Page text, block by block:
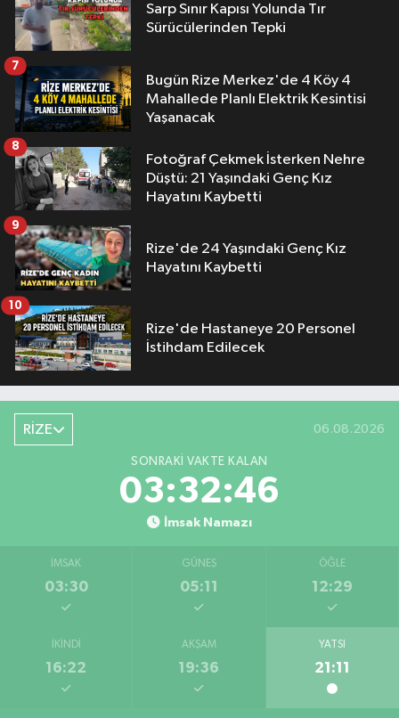
Sarp Sınır Kapısı Yolunda Tır
Sürücülerinden Tepki
Bugün Rize Merkez'de 4 Köy 4
Mahallede Planlı Elektrik Kesintisi
Yaşanacak
7
Fotoğraf Çekmek İsterken Nehre
Düştü: 21 Yaşındaki Genç Kız
Hayatını Kaybetti
8
Rize'de 24 Yaşındaki Genç Kız
Hayatını Kaybetti
9
Rize'de Hastaneye 20 Personel
İstihdam Edilecek
10
RİZE 06.08.2026
SONRAKI VAKTE KALAN
03:32:45
İmsak Namazı
İMSAK
03:30
GÜNEŞ
05:11
ÖĞLE
12:29
İKINDI
16:22
AKŞAM
19:36
YATSI
21:11